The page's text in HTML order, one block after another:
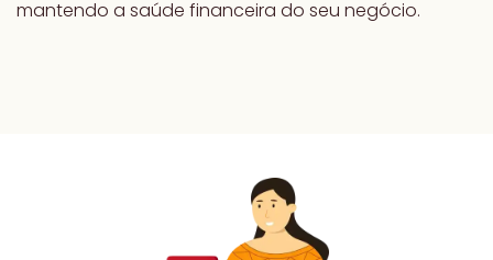
mantendo a saúde financeira do seu negócio.